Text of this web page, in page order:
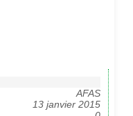
AFAS
13 janvier 2015